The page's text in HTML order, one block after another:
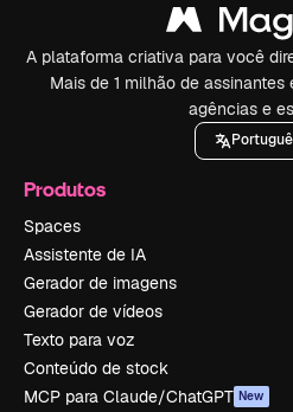
A plataforma criativa para você
Mais de 1 milhão de
agências e
Produtos
Spaces
Assistente de IA
Gerador de imagens
Gerador de vídeos
Texto para voz
Conteúdo de stock
MCP para Claude/ChatGPT New